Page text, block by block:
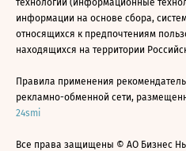
технологии (информационные
информации на основе сбора,
относящихся к предпочтениям
находящихся на территории
Правила применения
рекламно-обменной сети,
24smi
Все права защищены © АО Бизнес